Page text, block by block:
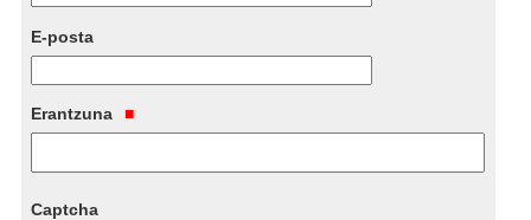
E-posta
Erantzuna
Captcha